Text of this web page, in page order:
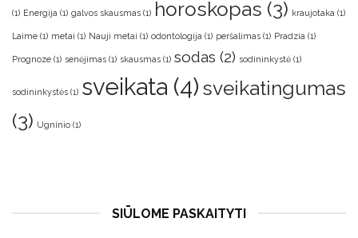
(1) Energija (1) galvos skausmas (1) horoskopas (3) kraujotaka (1)
Laime (1) metai (1) Nauji metai (1) odontologija (1) peršalimas (1) Pradzia (1)
Prognoze (1) senėjimas (1) skausmas (1) sodas (2) sodininkystė (1)
sodininkystės (1) sveikata (4) sveikatingumas
(3) Ugninio (1)
SIŪLOME PASKAITYTI